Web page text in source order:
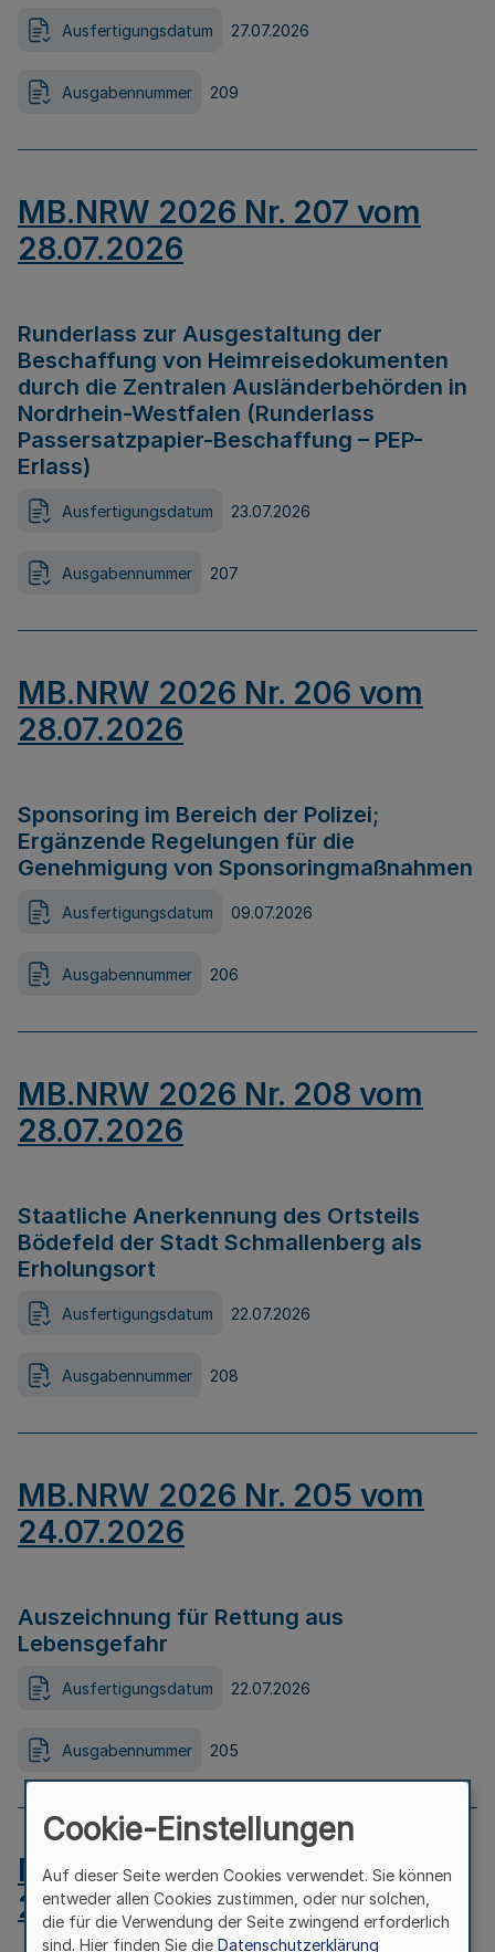
Ausfertigungsdatum 27.07.2026
Ausgabennummer 209
MB.NRW 2026 Nr. 207 vom
28.07.2026
Runderlass zur Ausgestaltung der
Beschaffung von Heimreisedokumenten
durch die Zentralen Ausländerbehörden in
Nordrhein-Westfalen (Runderlass
Passersatzpapier-Beschaffung – PEP-
Erlass)
Ausfertigungsdatum 23.07.2026
Ausgabennummer 207
MB.NRW 2026 Nr. 206 vom
28.07.2026
Sponsoring im Bereich der Polizei;
Ergänzende Regelungen für die
Genehmigung von Sponsoringmaßnahmen
Ausfertigungsdatum 09.07.2026
Ausgabennummer 206
MB.NRW 2026 Nr. 208 vom
28.07.2026
Staatliche Anerkennung des Ortsteils
Bödefeld der Stadt Schmallenberg als
Erholungsort
Ausfertigungsdatum 22.07.2026
Ausgabennummer 208
MB.NRW 2026 Nr. 205 vom
24.07.2026
Auszeichnung für Rettung aus
Lebensgefahr
Ausfertigungsdatum 22.07.2026
Ausgabennummer 205
MB.NRW 2026 Nr. 204 vom
24.07.2026
Cookie-Einstellungen
Auf dieser Seite werden Cookies verwendet. Sie können
entweder allen Cookies zustimmen, oder nur solchen,
die für die Verwendung der Seite zwingend erforderlich
sind. Hier finden Sie die Datenschutzerklärung